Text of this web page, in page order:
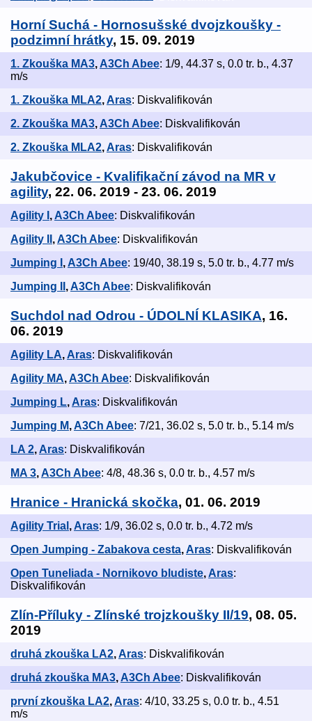
Horní Suchá - Hornosušské dvojzkoušky -
podzimní hrátky, 15. 09. 2019
1. Zkouška MA3, A3Ch Abee: 1/9, 44.37 s, 0.0 tr. b., 4.37
m/s
1. Zkouška MLA2,Aras: Diskvalifikován
2. Zkouška MA3, A3Ch Abee: Diskvalifikován
2. Zkouška MLA2,Aras: Diskvalifikován
Jakubčovice - Kvalifikační závod na MR v
agility, 22. 06. 2019 - 23. 06. 2019
Agility I , A3Ch Abee: Diskvalifikován
Agility II ,A3Ch Abee: Diskvalifikován
Jumping I , A3Ch Abee: 19/40, 38.19 s, 5.0 tr. b., 4.77 m/s
Jumping II ,A3Ch Abee: Diskvalifikován
Suchdol nad Odrou - ÚDOLNÍ KLASIKA, 16.
06. 2019
Agility LA, Aras: Diskvalifikován
Agility MA,A3Ch Abee: Diskvalifikován
Jumping L, Aras: Diskvalifikován
Jumping M,A3Ch Abee: 7/21, 36.02 s, 5.0 tr. b., 5.14 m/s
LA 2, Aras: Diskvalifikován
MA 3,A3Ch Abee: 4/8, 48.36 s, 0.0 tr. b., 4.57 m/s
Hranice - Hranická skočka, 01. 06. 2019
Agility Trial , Aras: 1/9, 36.02 s, 0.0 tr. b., 4.72 m/s
Open Jumping - Zabakova cesta,Aras: Diskvalifikován
Open Tuneliada - Nornikovo bludiste, Aras:
Diskvalifikován
Zlín-Příluky - Zlínské trojzkoušky II/19, 08. 05.
2019
druhá zkouška LA2,Aras: Diskvalifikován
druhá zkouška MA3, A3Ch Abee: Diskvalifikován
první zkouška LA2,Aras: 4/10, 33.25 s, 0.0 tr. b., 4.51
m/s